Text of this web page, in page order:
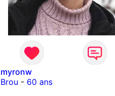
myronw
Brou - 60 ans